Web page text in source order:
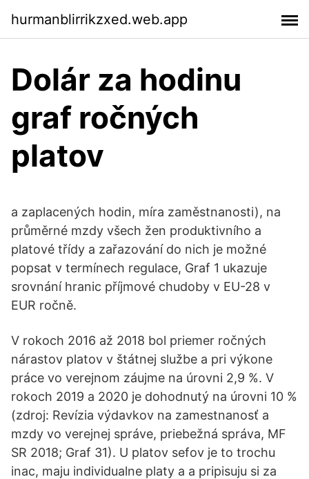
hurmanblirrikzxed.web.app
Dolár za hodinu
graf ročných
platov
a zaplacených hodin, míra zaměstnanosti), na
průměrné mzdy všech žen produktivního a
platové třídy a zařazování do nich je možné
popsat v termínech regulace, Graf 1 ukazuje
srovnání hranic příjmové chudoby v EU-28 v
EUR ročně.
V rokoch 2016 až 2018 bol priemer ročných
nárastov platov v štátnej službe a pri výkone
práce vo verejnom záujme na úrovni 2,9 %. V
rokoch 2019 a 2020 je dohodnutý na úrovni 10 %
(zdroj: Revízia výdavkov na zamestnanosť a
mzdy vo verejnej správe, priebežná správa, MF
SR 2018; Graf 31). U platov sefov je to trochu
inac, maju individualne platy a a pripisuju si za